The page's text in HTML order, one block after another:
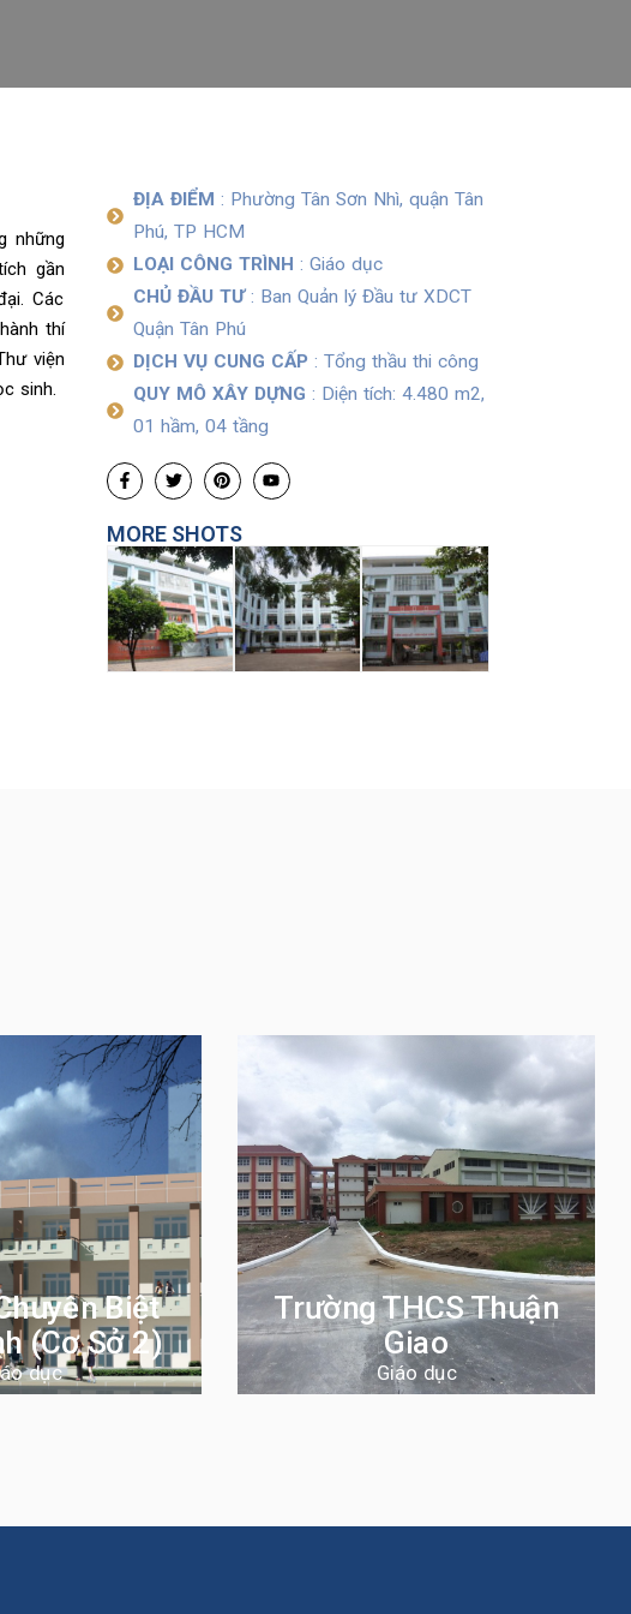
những
gần
Các
thí
viện
sinh.
ĐỊA ĐIỂM : Phường Tân Sơn Nhì, quận Tân
Phú, TP HCM
LOẠI CÔNG TRÌNH : Giáo dục
CHỦ ĐẦU TƯ: Ban Quản lý Đầu tư XDCT
Quận Tân Phú
DỊCH VỤ CUNG CẤP : Tổng thầu thi công
QUY MÔ XÂY DỰNG : Diện tích: 4.480 m2,
01 hầm, 04 tầng
MORE SHOTS
Biệt
(cơ Sở 2)
dục
Trường THCS Thuận
Giao
Giáo dục